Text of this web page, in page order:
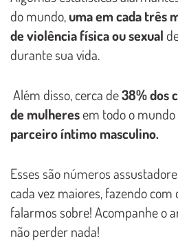
do mundo,uma em cada três
de violência física ou sexual
durante sua vida.
Além disso, cerca de38% dos
de mulheresem todo o
parceiro íntimo masculino.
Esses são números
cada vez maiores, fazendo com
falarmos sobre! Acompanhe o
não perder nada!